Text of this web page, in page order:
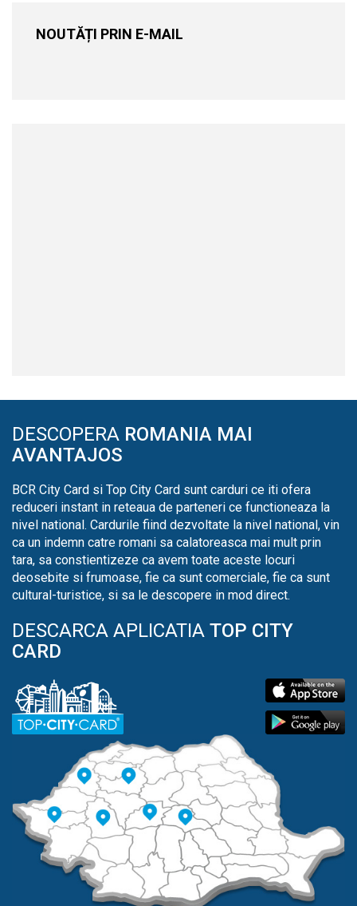
NOUTĂȚI PRIN E-MAIL
DESCOPERA ROMANIA MAI
AVANTAJOS
BCR City Card si Top City Card sunt carduri ce iti ofera
reduceri instant in reteaua de parteneri ce functioneaza la
nivel national. Cardurile fiind dezvoltate la nivel national, vin
ca un indemn catre romani sa calatoreasca mai mult prin
tara, sa constientizeze ca avem toate aceste locuri
deosebite si frumoase, fie ca sunt comerciale, fie ca sunt
cultural-turistice, si sa le descopere in mod direct.
DESCARCA APLICATIA TOP CITY
CARD